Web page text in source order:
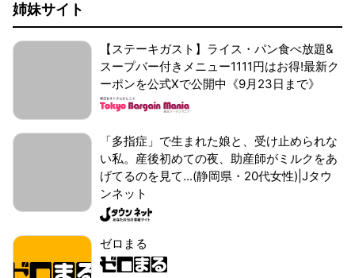
姉妹サイト
【ステーキガスト】ライス・パン食べ放題&
スープバー付きメニュー1111円はお得!最新ク
ーポンを公式Xで公開中《9月23日まで》
「多指症」で生まれた娘と、受け止められな
い私。産後初めての夜、助産師がミルクをあ
げてるのを見て...(静岡県・20代女性)|Jタウ
ンネット
ゼロまる